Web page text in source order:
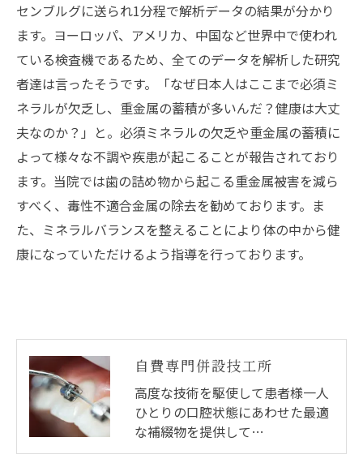
センブルグに送られ1分程で解析データの結果が分かり
ます。ヨーロッパ、アメリカ、中国など世界中で使われ
ている検査機であるため、全てのデータを解析した研究
者達は言ったそうです。「なぜ日本人はここまで必須ミ
ネラルが欠乏し、重金属の蓄積が多いんだ？健康は大丈
夫なのか？」と。必須ミネラルの欠乏や重金属の蓄積に
よって様々な不調や疾患が起こることが報告されており
ます。当院では歯の詰め物から起こる重金属被害を減ら
すべく、毒性不適合金属の除去を勧めております。ま
た、ミネラルバランスを整えることにより体の中から健
康になっていただけるよう指導を行っております。
自費専門併設技工所
高度な技術を駆使して患者様一人
ひとりの口腔状態にあわせた最適
な補綴物を提供して…